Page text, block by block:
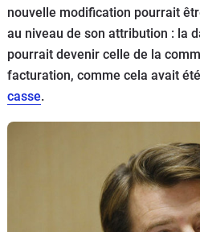
Forum
Moto
Marques
nouvelle modification pourrait
au niveau de son attribution : la
pourrait devenir celle de la
facturation, comme cela avait
casse.